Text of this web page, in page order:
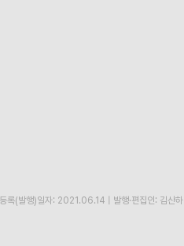
등록(발행)일자: 2021.06.14
발행·편집인: 김산하